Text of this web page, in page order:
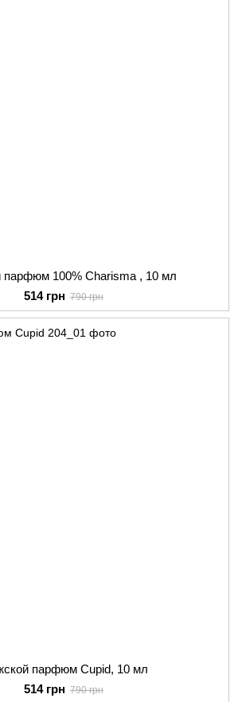
парфюм 100% Charisma , 10 мл
514 грн 790 грн
парфюм Cupid, 10 мл
514 грн 790 грн